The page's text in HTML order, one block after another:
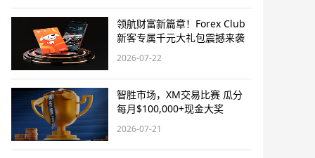
领航财富新篇章！Forex Club
新客专属千元大礼包震撼来袭
2026-07-22
智胜市场，XM交易比赛 瓜分
每月$100,000+现金大奖
2026-07-21